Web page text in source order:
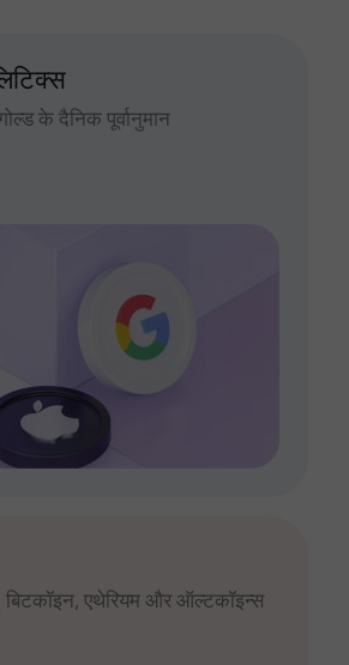
के दैनिक पूर्वानुमान
बिटकॉइन, एथेरियम और ऑल्टकॉइन्स